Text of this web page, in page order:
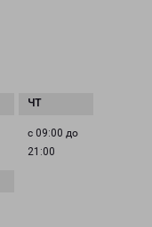
с 09:00 до
21:00